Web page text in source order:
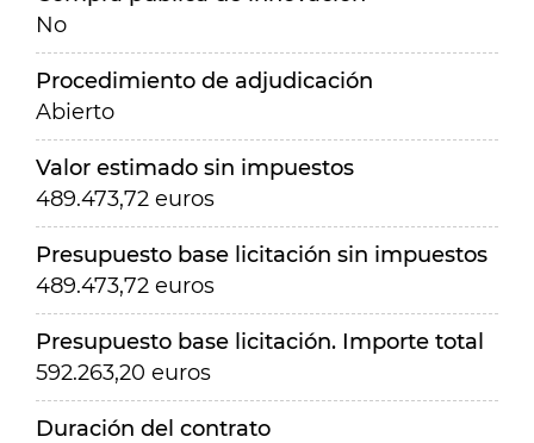
No
Procedimiento de adjudicación
Abierto
Valor estimado sin impuestos
489.473,72 euros
Presupuesto base licitación sin impuestos
489.473,72 euros
Presupuesto base licitación. Importe total
592.263,20 euros
Duración del contrato